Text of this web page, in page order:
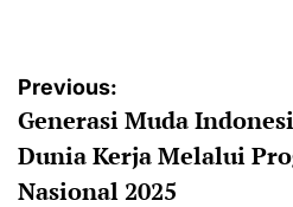
Post
navigation
Previous:
Generasi Muda
Dunia Kerja Melalui
Nasional 2025